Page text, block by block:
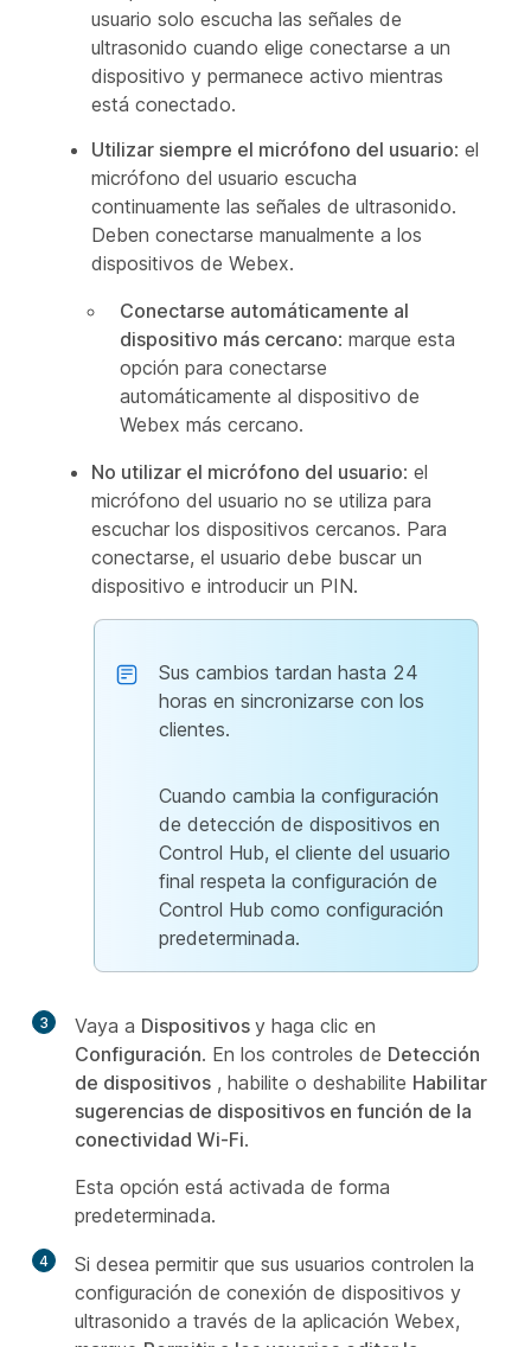
usuario solo escucha las señales de
ultrasonido cuando elige conectarse a un
dispositivo y permanece activo mientras
está conectado.
Utilizar siempre el micrófono del usuario: el
micrófono del usuario escucha
continuamente las señales de ultrasonido.
Deben conectarse manualmente a los
dispositivos de Webex.
Conectarse automáticamente al
dispositivo más cercano: marque esta
opción para conectarse
automáticamente al dispositivo de
Webex más cercano.
No utilizar el micrófono del usuario: el
micrófono del usuario no se utiliza para
escuchar los dispositivos cercanos. Para
conectarse, el usuario debe buscar un
dispositivo e introducir un PIN.
Sus cambios tardan hasta 24
horas en sincronizarse con los
clientes.
Cuando cambia la configuración
de detección de dispositivos en
Control Hub, el cliente del usuario
final respeta la configuración de
Control Hub como configuración
predeterminada.
3 Vaya a Dispositivos y haga clic en
Configuración. En los controles de Detección
de dispositivos , habilite o deshabilite Habilitar
sugerencias de dispositivos en función de la
conectividad Wi-Fi.
Esta opción está activada de forma
predeterminada.
4
Si desea permitir que sus usuarios controlen la
configuración de conexión de dispositivos y
ultrasonido a través de la aplicación Webex,